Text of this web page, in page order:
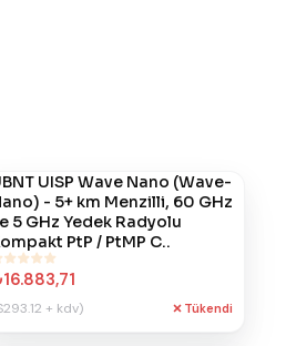
UISP Wave Nano (Wave-
- 5+ km Menzilli, 60 GHz
5 GHz Yedek Radyolu
PtP / PtMP C..
+ kdv) Tükendi